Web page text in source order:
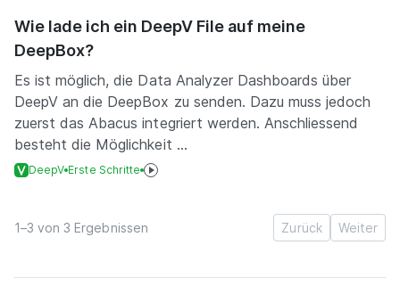
Wie lade ich ein DeepV File auf meine
DeepBox?
Es ist möglich, die Data Analyzer Dashboards über
DeepV an die DeepBox zu senden. Dazu muss jedoch
zuerst das Abacus integriert werden. Anschliessend
besteht die Möglichkeit ...
DeepV Erste Schritte
1–3 von 3 Ergebnissen Zurück Weiter